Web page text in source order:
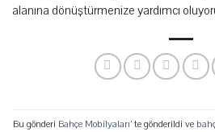
alanına dönüştürmenize yardımcı
Bu gönderi Bahçe Mobilyaları’ te gönderildi ve